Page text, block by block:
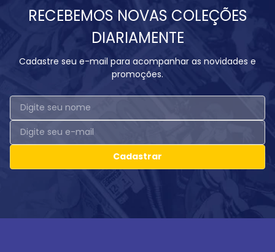
RECEBEMOS NOVAS COLEÇÕES
DIARIAMENTE
Cadastre seu e-mail para acompanhar as novidades e
promoções.
Cadastrar